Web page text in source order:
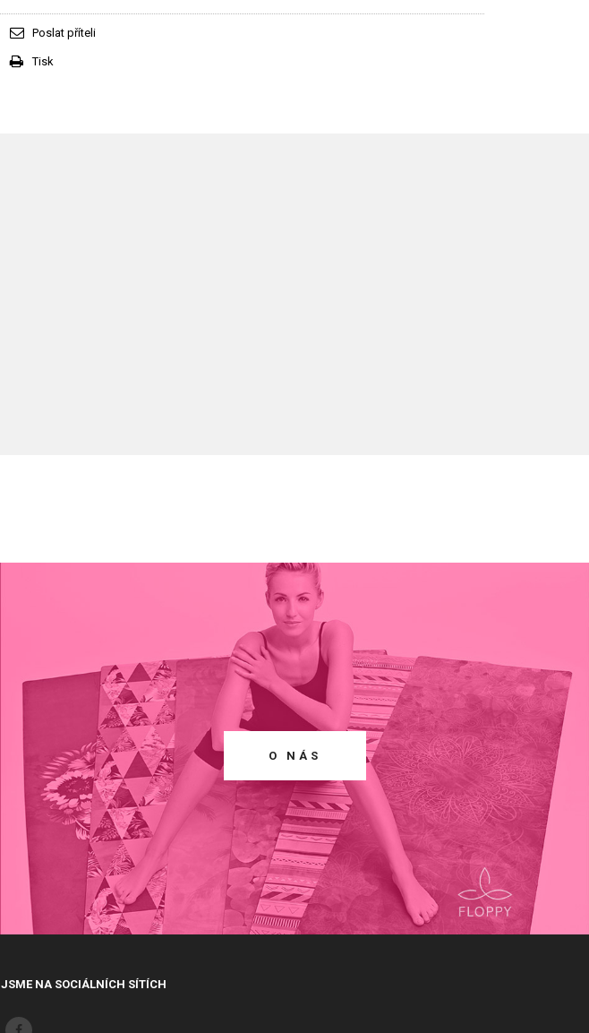
Poslat příteli
Tisk
O NÁS
JSME NA SOCIÁLNÍCH SÍTÍCH